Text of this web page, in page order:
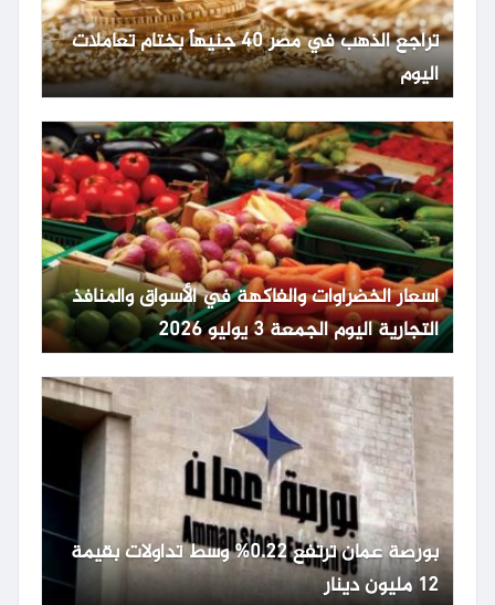
تراجع الذهب في مصر 40 جنيهاً بختام تعاملات
اليوم
أسعار الخضراوات والفاكهة في الأسواق والمنافذ
التجارية اليوم الجمعة 3 يوليو 2026
بورصة عمان ترتفع 0.22% وسط تداولات بقيمة
12 مليون دينار